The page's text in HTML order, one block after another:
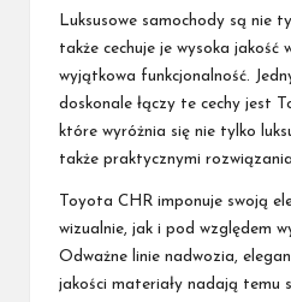
Luksusowe samochody są nie
także cechuje je wysoka jakość
wyjątkowa funkcjonalność.
doskonale łączy te cechy jest
które wyróżnia się nie tylko
także praktycznymi
Toyota CHR imponuje swoją
wizualnie, jak i pod względem
Odważne linie nadwozia,
jakości materiały nadają temu